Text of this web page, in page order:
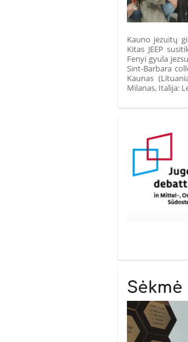
Kauno jėzuitų
Kitas JEEP
Fenyi gyula
Sint-Barbara
Kaunas
Milanas, Italija: